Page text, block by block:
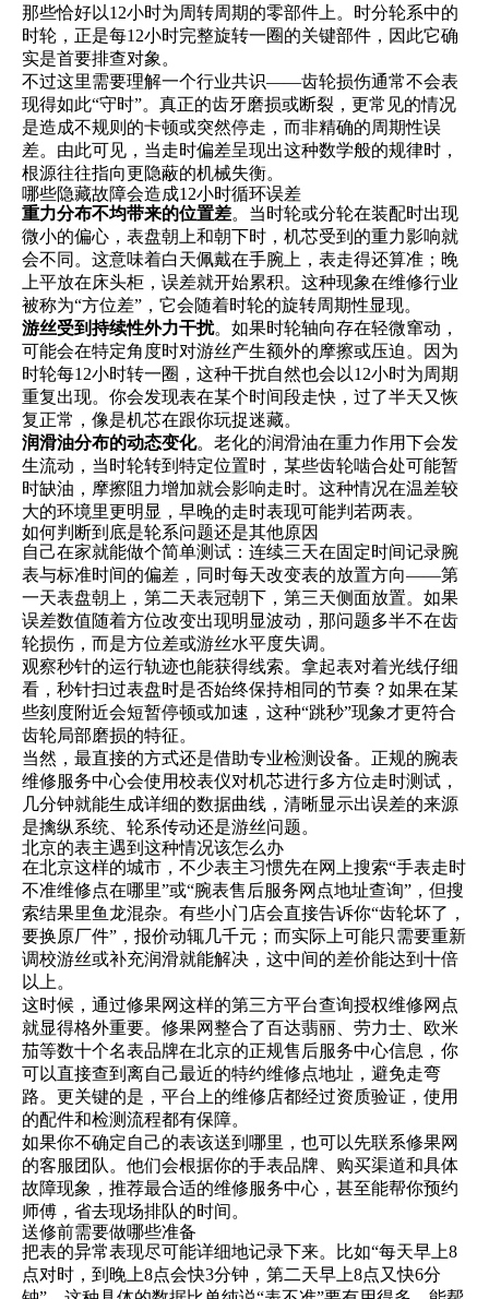
那些恰好以12小时为周转周期的零部件上。时分轮系中的
时轮，正是每12小时完整旋转一圈的关键部件，因此它确
实是首要排查对象。
不过这里需要理解一个行业共识——齿轮损伤通常不会表
现得如此“守时”。真正的齿牙磨损或断裂，更常见的情况
是造成不规则的卡顿或突然停走，而非精确的周期性误
差。由此可见，当走时偏差呈现出这种数学般的规律时，
根源往往指向更隐蔽的机械失衡。
哪些隐藏故障会造成12小时循环误差
重力分布不均带来的位置差。当时轮或分轮在装配时出现
微小的偏心，表盘朝上和朝下时，机芯受到的重力影响就
会不同。这意味着白天佩戴在手腕上，表走得还算准；晚
上平放在床头柜，误差就开始累积。这种现象在维修行业
被称为“方位差”，它会随着时轮的旋转周期性显现。
游丝受到持续性外力干扰。如果时轮轴向存在轻微窜动，
可能会在特定角度时对游丝产生额外的摩擦或压迫。因为
时轮每12小时转一圈，这种干扰自然也会以12小时为周期
重复出现。你会发现表在某个时间段走快，过了半天又恢
复正常，像是机芯在跟你玩捉迷藏。
润滑油分布的动态变化。老化的润滑油在重力作用下会发
生流动，当时轮转到特定位置时，某些齿轮啮合处可能暂
时缺油，摩擦阻力增加就会影响走时。这种情况在温差较
大的环境里更明显，早晚的走时表现可能判若两表。
如何判断到底是轮系问题还是其他原因
自己在家就能做个简单测试：连续三天在固定时间记录腕
表与标准时间的偏差，同时每天改变表的放置方向——第
一天表盘朝上，第二天表冠朝下，第三天侧面放置。如果
误差数值随着方位改变出现明显波动，那问题多半不在齿
轮损伤，而是方位差或游丝水平度失调。
观察秒针的运行轨迹也能获得线索。拿起表对着光线仔细
看，秒针扫过表盘时是否始终保持相同的节奏？如果在某
些刻度附近会短暂停顿或加速，这种“跳秒”现象才更符合
齿轮局部磨损的特征。
当然，最直接的方式还是借助专业检测设备。正规的腕表
维修服务中心会使用校表仪对机芯进行多方位走时测试，
几分钟就能生成详细的数据曲线，清晰显示出误差的来源
是擒纵系统、轮系传动还是游丝问题。
北京的表主遇到这种情况该怎么办
在北京这样的城市，不少表主习惯先在网上搜索“手表走时
不准维修点在哪里”或“腕表售后服务网点地址查询”，但搜
索结果里鱼龙混杂。有些小门店会直接告诉你“齿轮坏了，
要换原厂件”，报价动辄几千元；而实际上可能只需要重新
调校游丝或补充润滑就能解决，这中间的差价能达到十倍
以上。
这时候，通过修果网这样的第三方平台查询授权维修网点
就显得格外重要。修果网整合了百达翡丽、劳力士、欧米
茄等数十个名表品牌在北京的正规售后服务中心信息，你
可以直接查到离自己最近的特约维修点地址，避免走弯
路。更关键的是，平台上的维修店都经过资质验证，使用
的配件和检测流程都有保障。
如果你不确定自己的表该送到哪里，也可以先联系修果网
的客服团队。他们会根据你的手表品牌、购买渠道和具体
故障现象，推荐最合适的维修服务中心，甚至能帮你预约
师傅，省去现场排队的时间。
送修前需要做哪些准备
把表的异常表现尽可能详细地记录下来。比如“每天早上8
点对时，到晚上8点会快3分钟，第二天早上8点又快6分